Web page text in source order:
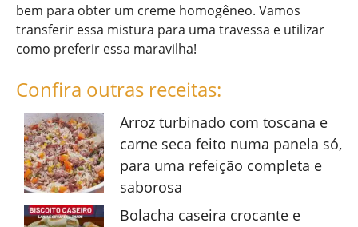
bem para obter um creme homogêneo. Vamos
transferir essa mistura para uma travessa e utilizar
como preferir essa maravilha!
Confira outras receitas:
Arroz turbinado com toscana e
carne seca feito numa panela só,
para uma refeição completa e
saborosa
Bolacha caseira crocante e